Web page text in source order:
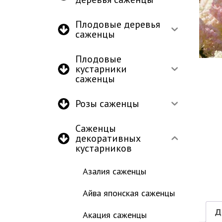
Плодовые деревья
саженцы
Плодовые
кустарники
саженцы
Розы саженцы
Саженцы
декоративных
кустарников
Азалия саженцы
Айва японская саженцы
Акация саженцы